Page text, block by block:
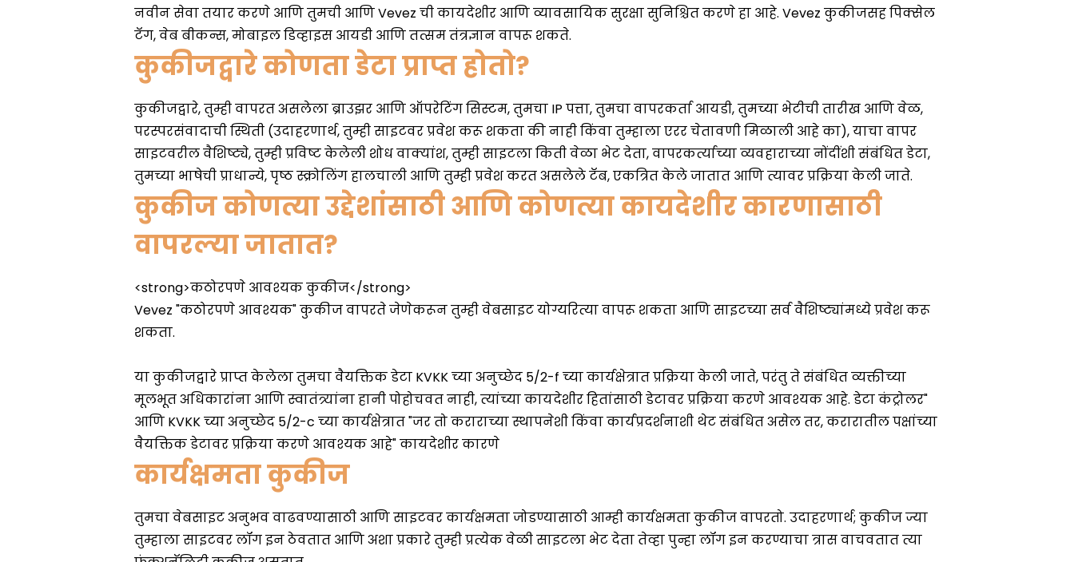
कुकीजद्वारे कोणता डेटा प्राप्त होतो?
कुकीज कोणत्या उद्देशांसाठी आणि कोणत्या कायदेशीर कारणासाठी
वापरल्या जातात?
कार्यक्षमता कुकीज